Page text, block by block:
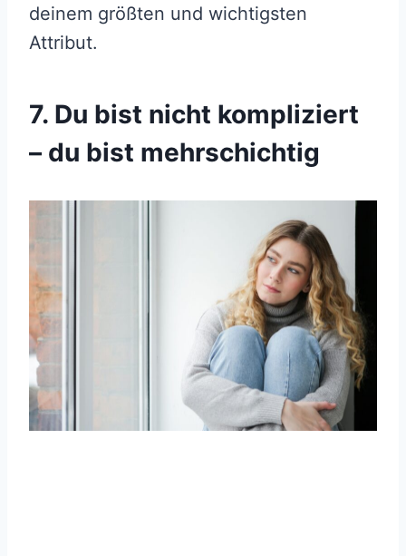
deinem größten und wichtigsten
Attribut.
7. Du bist nicht kompliziert
– du bist mehrschichtig